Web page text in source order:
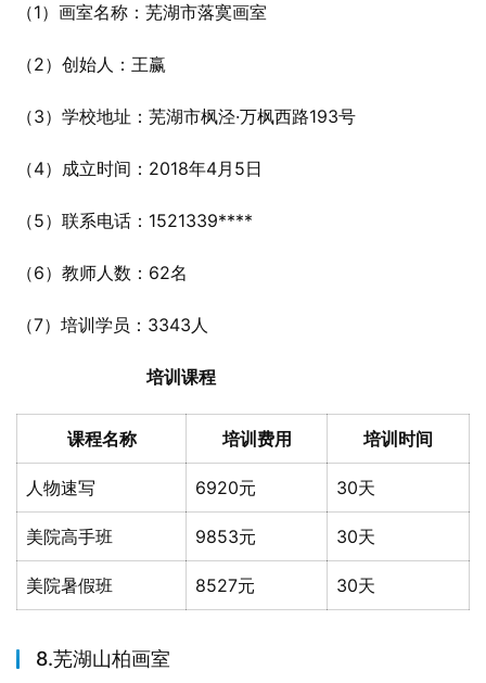
（1）画室名称：芜湖市落寞画室
（2）创始人：王赢
（3）学校地址：芜湖市枫泾·万枫西路193号
（4）成立时间：2018年4月5日
（5）联系电话：1521339****
（6）教师人数：62名
（7）培训学员：3343人
培训课程
课程名称 培训费用 培训时间
人物速写 6920元 30天
美院高手班 9853元 30天
美院暑假班 8527元 30天
8.芜湖山柏画室